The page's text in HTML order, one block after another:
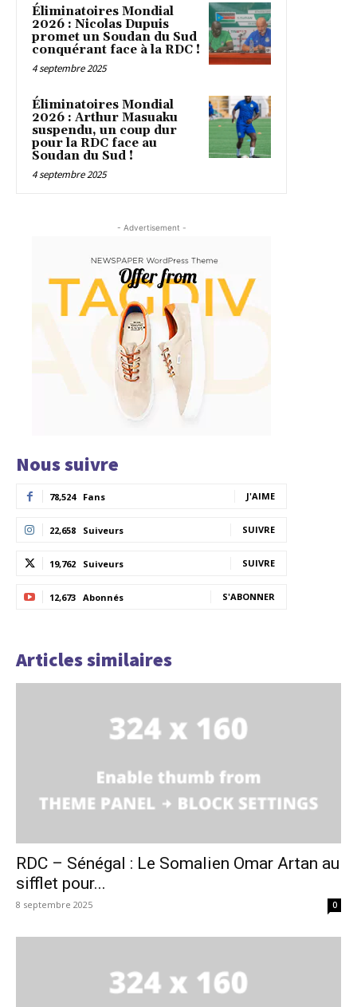
Éliminatoires Mondial
2026 : Nicolas Dupuis
promet un Soudan du Sud
conquérant face à la RDC !
4 septembre 2025
Éliminatoires Mondial
2026 : Arthur Masuaku
suspendu, un coup dur
pour la RDC face au
Soudan du Sud !
4 septembre 2025
- Advertisement -
Nous suivre
78,524 Fans J'AIME
22,658 Suiveurs SUIVRE
19,762 Suiveurs SUIVRE
12,673 Abonnés S'ABONNER
Articles similaires
RDC – Sénégal : Le Somalien Omar Artan au
sifflet pour...
8 septembre 2025 0